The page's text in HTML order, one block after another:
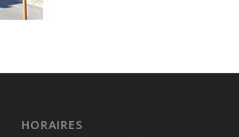
HORAIRES